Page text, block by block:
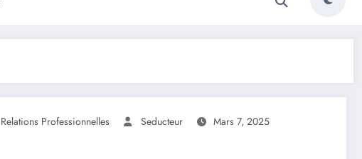
Relations Professionnelles Seducteur
Mars 7, 2025